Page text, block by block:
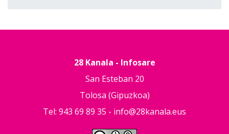
28 Kanala - Infosare
San Esteban 20
Tolosa (Gipuzkoa)
Tel: 943 69 89 35 - info@28kanala.eus